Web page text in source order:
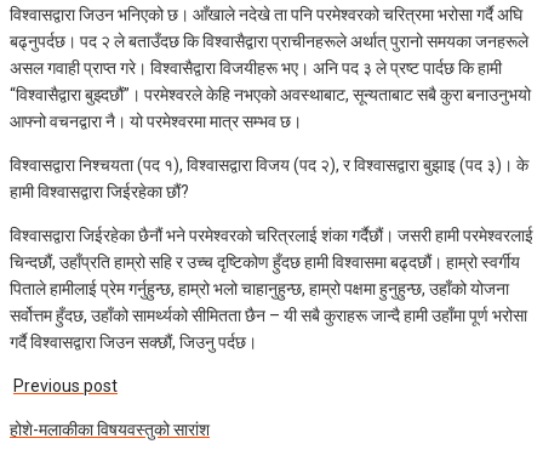
विश्‍वासद्वारा जिउन भनिएको छ। आँखाले नदेखे ता पनि परमेश्‍वरको चरित्रमा भरोसा गर्दै अघि
बढ्नुपर्दछ। पद २ ले बताउँदछ कि विश्‍वासैद्वारा प्राचीनहरूले अर्थात् पुरानो समयका जनहरूले
असल गवाही प्राप्त गरे। विश्‍वासैद्वारा विजयीहरू भए। अनि पद ३ ले प्रष्ट पार्दछ कि हामी
“विश्‍वासैद्वारा बुझ्दछौं”। परमेश्‍वरले केहि नभएको अवस्थाबाट, सून्यताबाट सबै कुरा बनाउनुभयो
आफ्नो वचनद्वारा नै। यो परमेश्‍वरमा मात्र सम्भव छ।
विश्‍वासद्वारा निश्‍चयता (पद १), विश्‍वासद्वारा विजय (पद २), र विश्‍वासद्वारा बुझाइ (पद ३)। के
हामी विश्‍वासद्वारा जिईरहेका छौं?
विश्‍वासद्वारा जिईरहेका छैनौं भने परमेश्‍वरको चरित्रलाई शंका गर्दैछौं। जसरी हामी परमेश्‍वरलाई
चिन्दछौं, उहाँप्रति हाम्रो सहि र उच्‍च दृष्टिकोण हुँदछ हामी विश्‍वासमा बढ्दछौं। हाम्रो स्वर्गीय
पिताले हामीलाई प्रेम गर्नुहुन्छ, हाम्रो भलो चाहानुहुन्छ, हाम्रो पक्षमा हुनुहुन्छ, उहाँको योजना
सर्वोत्तम हुँदछ, उहाँको सामर्थ्यको सीमितता छैन – यी सबै कुराहरू जान्दै हामी उहाँमा पूर्ण भरोसा
गर्दै विश्‍वासद्वारा जिउन सक्छौं, जिउनु पर्दछ।
Previous post
होशे-मलाकीका विषयवस्तुको सारांश